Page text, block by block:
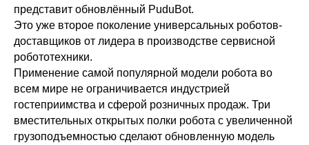
представит обновлённый PuduBot.
Это уже второе поколение универсальных роботов-
доставщиков от лидера в производстве сервисной
робототехники.
Применение самой популярной модели робота во
всем мире не ограничивается индустрией
гостеприимства и сферой розничных продаж. Три
вместительных открытых полки робота с увеличенной
грузоподъемностью сделают обновленную модель